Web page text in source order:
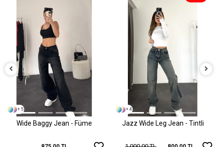
+ 5
Wide Baggy Jean - Füme
+ 4
Jazz Wide Leg Jean - Tintli